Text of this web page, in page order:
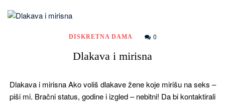
DISKRETNA DAMA 0
Dlakava i mirisna
Dlakava i mirisna Ako voliš dlakave žene koje mirišu na seks –
piši mi. Bračni status, godine i izgled – nebitni! Da bi kontaktirali